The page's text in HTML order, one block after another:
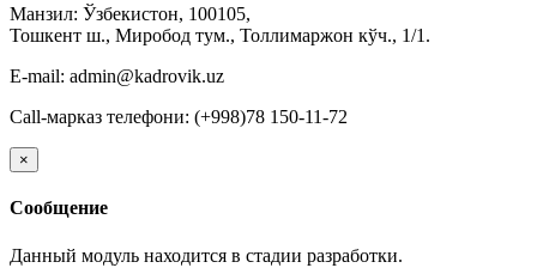
Манзил: Ўзбекистон, 100105,
Тошкент ш., Миробод тум., Толлимаржон кўч., 1/1.
E-mail: admin@kadrovik.uz
Call-марказ телефони: (+998)78 150-11-72
×
Сообщение
Данный модуль находится в стадии разработки.